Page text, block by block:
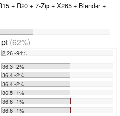
+ R20 + 7-Zip + X265 + Blender +
(62%)
2.26 -94%
36.3 -2%
36.4 -2%
36.4 -2%
36.5 -1%
36.6 -1%
36.6 -1%